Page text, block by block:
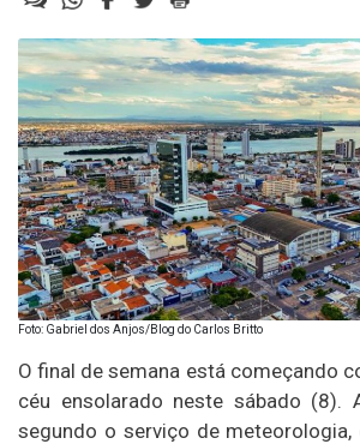
Foto: Gabriel dos Anjos/Blog do Carlos Britto
O final de semana está começando
céu ensolarado neste sábado (8).
segundo o serviço de meteorologia,